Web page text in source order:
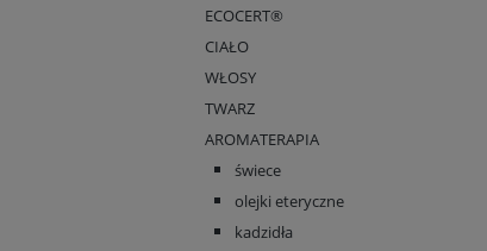
ECOCERT®
CIAŁO
WŁOSY
TWARZ
AROMATERAPIA
świece
olejki eteryczne
kadzidła